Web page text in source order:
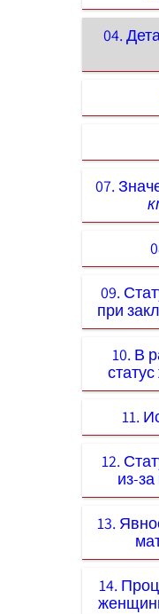
04.
07.
09.
при
10. В
11.
12.
из-
13.
14.